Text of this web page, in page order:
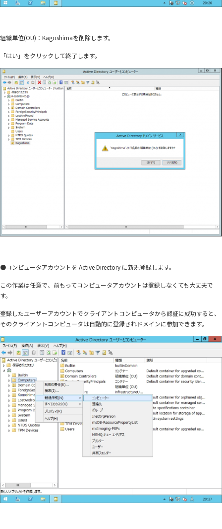
組織単位(OU)：Kagoshimaを削除します。
「はい」をクリックして終了します。
●コンピュータアカウントを Active Directory に新規登録します。
この作業は任意で、前もってコンピュータアカウントは登録しなくても大丈夫で
す。
登録したユーザーアカウントでクライアントコンピュータから認証に成功すると、
そのクライアントコンピュータは自動的に登録されドメインに参加できます。